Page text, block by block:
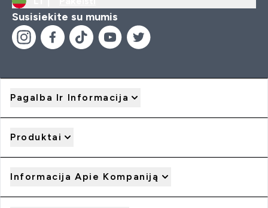
Susisiekite su mumis
Pagalba Ir Informacija
Produktai
Informacija Apie Kompaniją